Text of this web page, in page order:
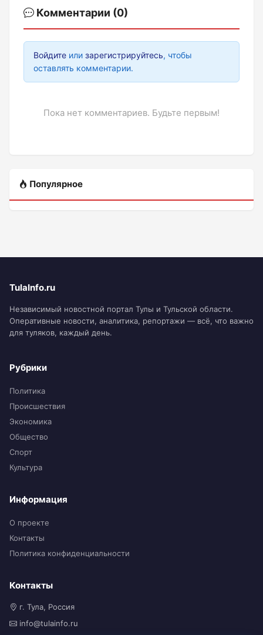
Комментарии (0)
Войдите или зарегистрируйтесь, чтобы
оставлять комментарии.
Пока нет комментариев. Будьте первым!
Популярное
TulaInfo.ru
Независимый новостной портал Тулы и Тульской области.
Оперативные новости, аналитика, репортажи — всё, что важно
для туляков, каждый день.
Рубрики
Политика
Происшествия
Экономика
Общество
Спорт
Культура
Информация
О проекте
Контакты
Политика конфиденциальности
Контакты
г. Тула, Россия
info@tulainfo.ru